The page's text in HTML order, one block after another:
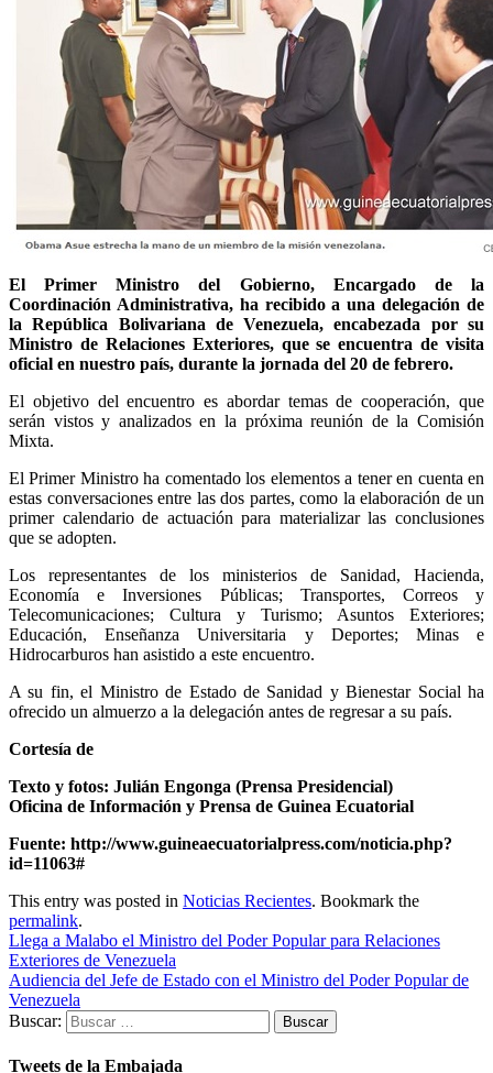
El Primer Ministro del Gobierno, Encargado de la
Coordinación Administrativa, ha recibido a una delegación de
la República Bolivariana de Venezuela, encabezada por su
Ministro de Relaciones Exteriores, que se encuentra de visita
oficial en nuestro país, durante la jornada del 20 de febrero.
El objetivo del encuentro es abordar temas de cooperación, que
serán vistos y analizados en la próxima reunión de la Comisión
Mixta.
El Primer Ministro ha comentado los elementos a tener en cuenta en
estas conversaciones entre las dos partes, como la elaboración de un
primer calendario de actuación para materializar las conclusiones
que se adopten.
Los representantes de los ministerios de Sanidad, Hacienda,
Economía e Inversiones Públicas; Transportes, Correos y
Telecomunicaciones; Cultura y Turismo; Asuntos Exteriores;
Educación, Enseñanza Universitaria y Deportes; Minas e
Hidrocarburos han asistido a este encuentro.
A su fin, el Ministro de Estado de Sanidad y Bienestar Social ha
ofrecido un almuerzo a la delegación antes de regresar a su país.
Cortesía de
Texto y fotos: Julián Engonga (Prensa Presidencial)
Oficina de Información y Prensa de Guinea Ecuatorial
Fuente: http://www.guineaecuatorialpress.com/noticia.php?
id=11063#
This entry was posted in Noticias Recientes. Bookmark the
permalink.
Llega a Malabo el Ministro del Poder Popular para Relaciones
Exteriores de Venezuela
Audiencia del Jefe de Estado con el Ministro del Poder Popular de
Venezuela
Buscar:
Tweets de la Embajada